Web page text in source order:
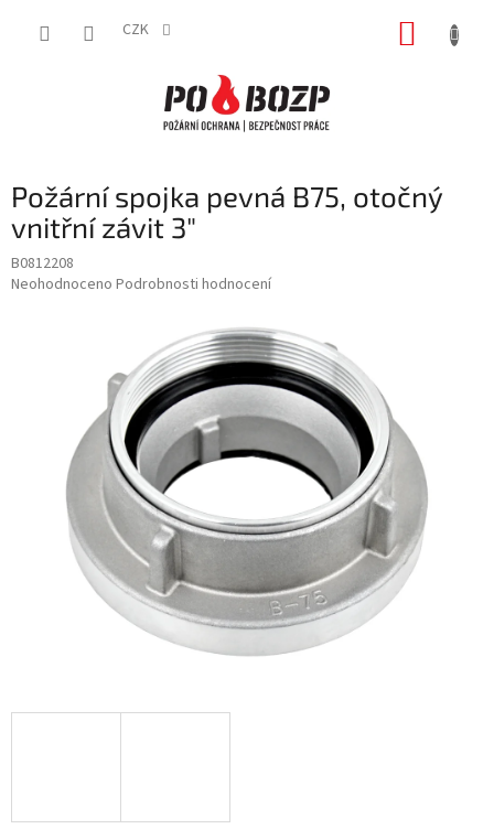
CZK
Požární spojka pevná B75, otočný
vnitřní závit 3″
B0812208
Průměrné
Neohodnoceno Podrobnosti hodnocení